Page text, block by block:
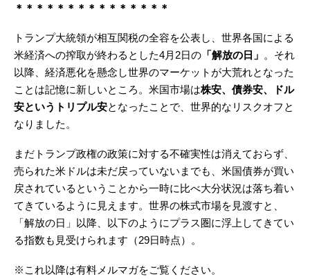
＊＊＊＊＊＊＊＊＊＊＊＊＊＊＊
トランプ大統領が相互関税の全容を公表し、世界各国による
米経済への搾取が終わるとした4月2日の 「解放の日」 。それ
以降、経済悪化を懸念し世界のマーケットが大荒れとなった
ことは記憶に新しいところ。米国市場は株安、債券安、ドル
安というトリプル安となったことで、世界的なリスクオフと
なりました。
まだトランプ政権の政策に対する不確実性は消えておらず、
売られた米ドルは未だ戻っていないまでも、米国債券が買い
戻されているということから一時に比べ大分状況は落ち着い
てきているように見えます。世界の株式市場を見渡すと、
「解放の日」以降、以下のようにプラス圏に浮上してきてい
る指数も見受けられます（29日時点）。
※これ以降は有料メルマガをご覧ください。